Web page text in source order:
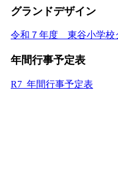
グランドデザイン
令和７年度 東谷小学校
年間行事予定表
R7_年間行事予定表